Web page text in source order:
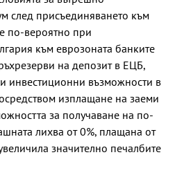
след присъединяването към
по-вероятно при
към еврозоната банките
на депозит в ЕЦБ,
инвестиционни възможности в
изплащане на заеми
за получаване на по-
лихва от 0%, плащана от
значително печалбите